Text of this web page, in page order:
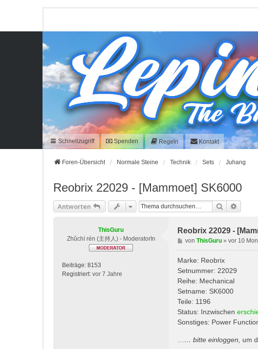
Schnellzugriff Spenden Regeln Kontakt
Foren-Übersicht Normale Steine Technik Sets Juhang
Reobrix 22029 - [Mammoet] SK6000
Antworten Suche
ThisGuru
Zhǔchí rén (主持人) - ModeratorIn
Beiträge: 8153
Registriert: vor 7 Jahre
Reobrix 22029 -
B
e
i
a
g
von ThisGuru» vor 10
Marke: Reobrix
Setnummer: 22029
Reihe: Mechanical
Setname: SK6000
Teile: 1196
Status: Inzwischen
Sonstiges: Power
… bitte einloggen um